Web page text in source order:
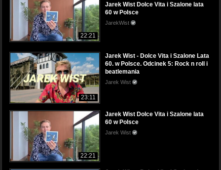
22:21
Jarek Wist Dolce Vita i Szalone lata
60 w Polsce
JarekWist
23:11
Jarek Wist - Dolce Vita i Szalone Lata
60. w Polsce. Odcinek 5: Rock n roll i
beatlemania
Jarek Wist
22:21
Jarek Wist Dolce Vita i Szalone lata
60 w Polsce
Jarek Wist